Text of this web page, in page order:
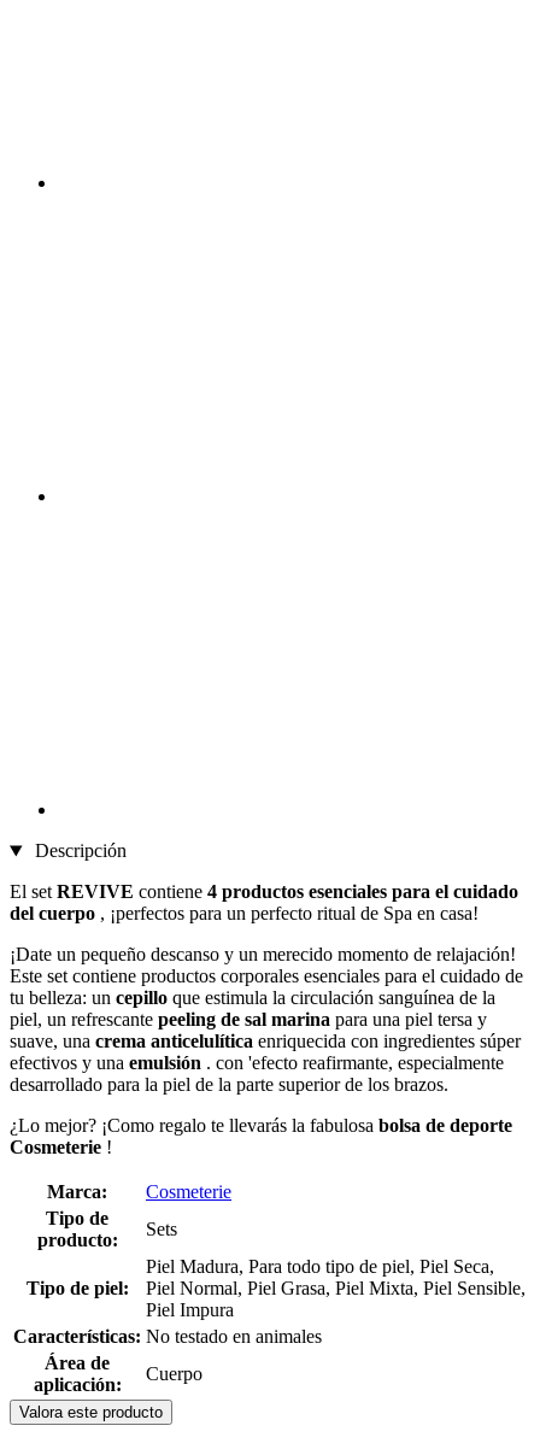
Descripción
El set REVIVE contiene 4 productos esenciales para el cuidado
del cuerpo , ¡perfectos para un perfecto ritual de Spa en casa!
¡Date un pequeño descanso y un merecido momento de relajación!
Este set contiene productos corporales esenciales para el cuidado de
tu belleza: un cepillo que estimula la circulación sanguínea de la
piel, un refrescante peeling de sal marina para una piel tersa y
suave, una crema anticelulítica enriquecida con ingredientes súper
efectivos y una emulsión . con 'efecto reafirmante, especialmente
desarrollado para la piel de la parte superior de los brazos.
¿Lo mejor? ¡Como regalo te llevarás la fabulosa bolsa de deporte
Cosmeterie !
Marca:
Cosmeterie
Tipo de
producto:
Sets
Tipo de piel:
Piel Madura, Para todo tipo de piel, Piel Seca,
Piel Normal, Piel Grasa, Piel Mixta, Piel Sensible,
Piel Impura
Características: No testado en animales
Área de
aplicación:
Cuerpo
Valora este producto